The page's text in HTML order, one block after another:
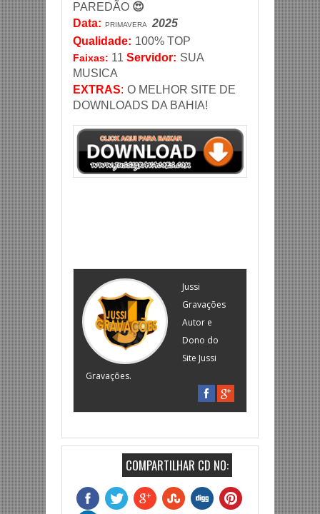
PAREDÃO 😍
Data: PRIMAVERA 2025
Qualidade: 100% TOP
Faixas: 11 Servidor: SUA
MUSICA
EXTRAS: O MELHOR SITE DE
DOWNLOADS DA BAHIA!
Jussi
Gravações
Autor e
Dono do
Site Jussi
Gravações.
COMPARTILHAR CD NO: